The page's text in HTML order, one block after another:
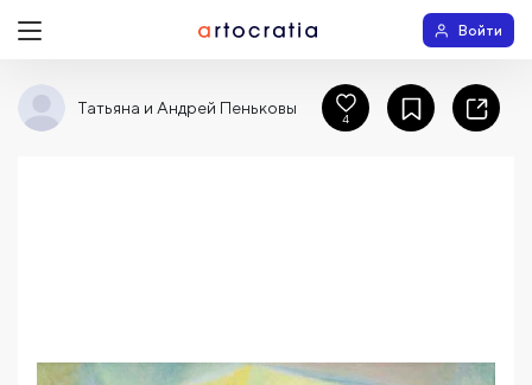
Войти
Татьяна и Андрей Пеньковы
4